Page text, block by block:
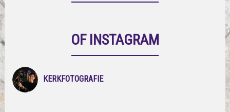
OF INSTAGRAM
KERKFOTOGRAFIE